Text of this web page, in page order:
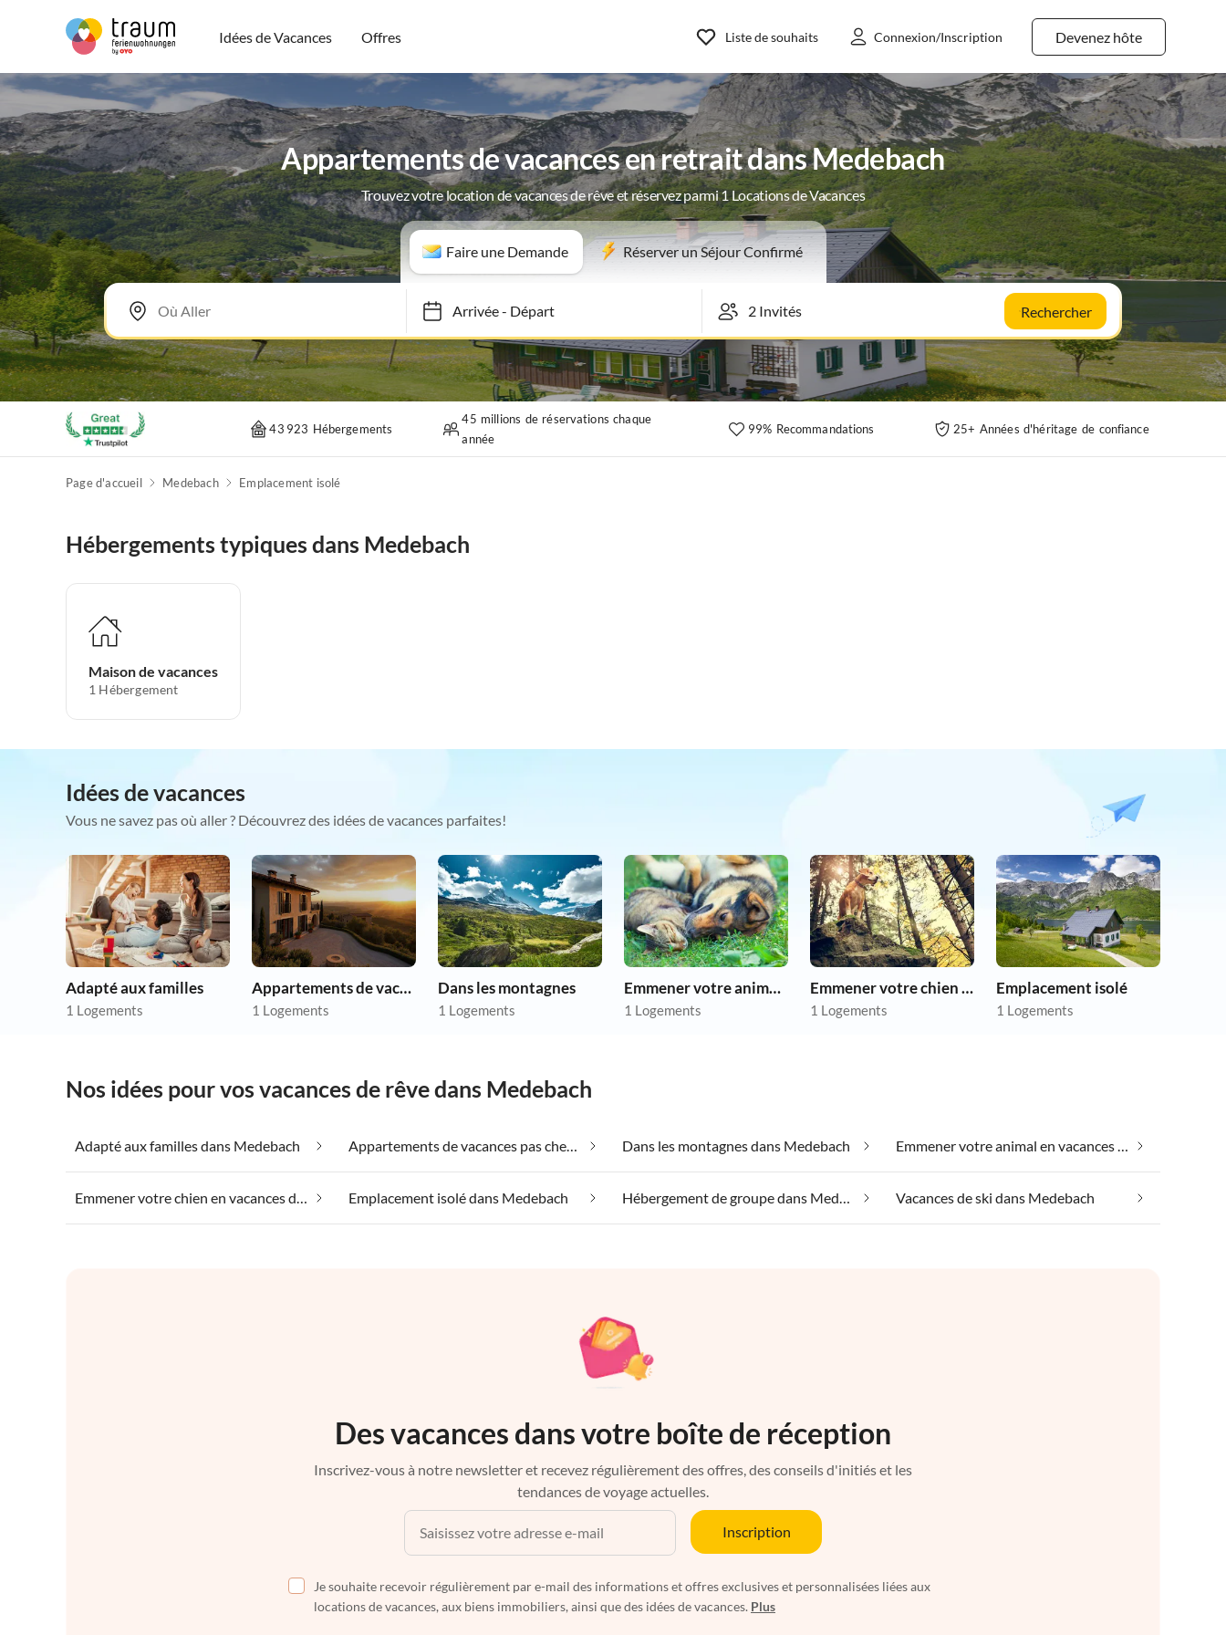
Idées de Vacances Offres Devenez hôte
Liste de souhaits Connexion/Inscription
Appartements de vacances en retrait dans Medebach
Trouvez votre location de vacances de rêve et réservez parmi 1 Locations de Vacances
Faire une Demande Réserver un Séjour Confirmé
Arrivée-Départ Rechercher
43 923 Hébergements
45 millions de réservations chaque
année
99% Recommandations 25+ Années d'héritage de confiance
Page d'accueil Medebach Emplacement isolé
Hébergements typiques dans Medebach
Maison de vacances
1 Hébergement
Idées de vacances
Vous ne savez pas où aller ? Découvrez des idées de vacances parfaites!
Adapté aux familles
1 Logements
Appartements de vacances pas chers
1 Logements
Dans les montagnes
1 Logements
Emmener votre animal en vacances
1 Logements
Emmener votre chien en vacances
1 Logements
Emplacement isolé
1 Logements
Nos idées pour vos vacances de rêve dans Medebach
Adapté aux familles dans Medebach Appartements de vacances pas chers dans Medebach Dans les montagnes dans Medebach Emmener votre animal en vacances dans Medebach
Emmener votre chien en vacances dans Medebach Emplacement isolé dans Medebach Hébergement de groupe dans Medebach Vacances de ski dans Medebach
Des vacances dans votre boîte de réception
Inscrivez-vous à notre newsletter et recevez régulièrement des offres, des conseils d'initiés et les
tendances de voyage actuelles.
Inscription
Je souhaite recevoir régulièrement par e-mail des informations et offres exclusives et personnalisées liées aux
locations de vacances, aux biens immobiliers, ainsi que des idées de vacances. Plus